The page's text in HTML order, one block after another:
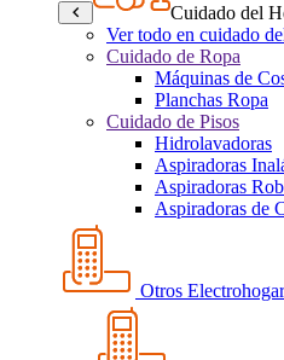
Cuidado del
Ver todo en cuidado
Cuidado de Ropa
Máquinas de
Planchas Ropa
Cuidado de Pisos
Hidrolavadoras
Aspiradoras
Aspiradoras
Aspiradoras de
Otros Electrohogar